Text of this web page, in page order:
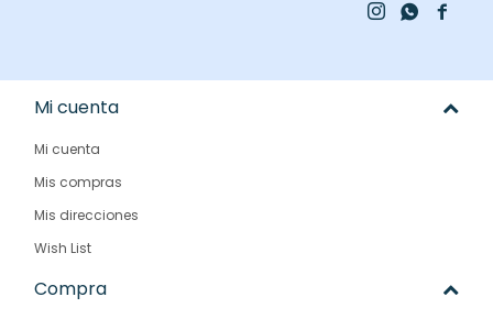

 
Mi cuenta
Mi cuenta
Mis compras
Mis direcciones
Wish List
Compra